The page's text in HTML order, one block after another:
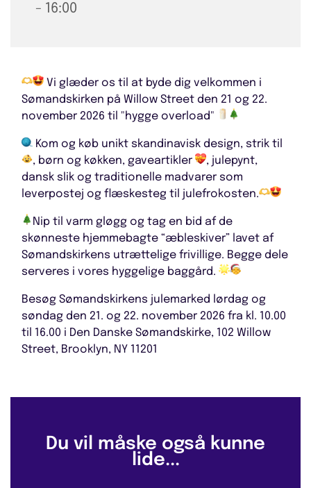
- 16:00
Vi glæder os til at byde dig velkommen i
Sømandskirken på Willow Street den 21 og 22.
november 2026 til "hygge overload"
Kom og køb unikt skandinavisk design, strik til
, børn og køkken, gaveartikler
, julepynt,
dansk slik og traditionelle madvarer som
leverpostej og flæskesteg til julefrokosten.
Nip til varm gløgg og tag en bid af de
skønneste hjemmebagte “æbleskiver” lavet af
Sømandskirkens utrættelige frivillige. Begge dele
serveres i vores hyggelige baggård.
Besøg Sømandskirkens julemarked lørdag og
søndag den 21. og 22. november 2026 fra kl. 10.00
til 16.00 i Den Danske Sømandskirke, 102 Willow
Street, Brooklyn, NY 11201
Du vil måske også kunne
lide...